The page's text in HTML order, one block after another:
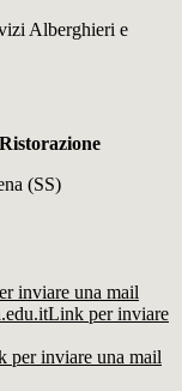
Alberghieri e
(SS)
inviare una mail
Link per inviare
per inviare una mail